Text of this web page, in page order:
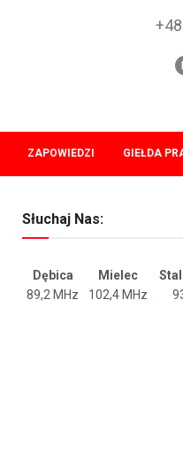
ZAPOWIEDZI GIEŁDA
Słuchaj Nas:
Dębica Mielec
89,2 MHz
102,4 MHz